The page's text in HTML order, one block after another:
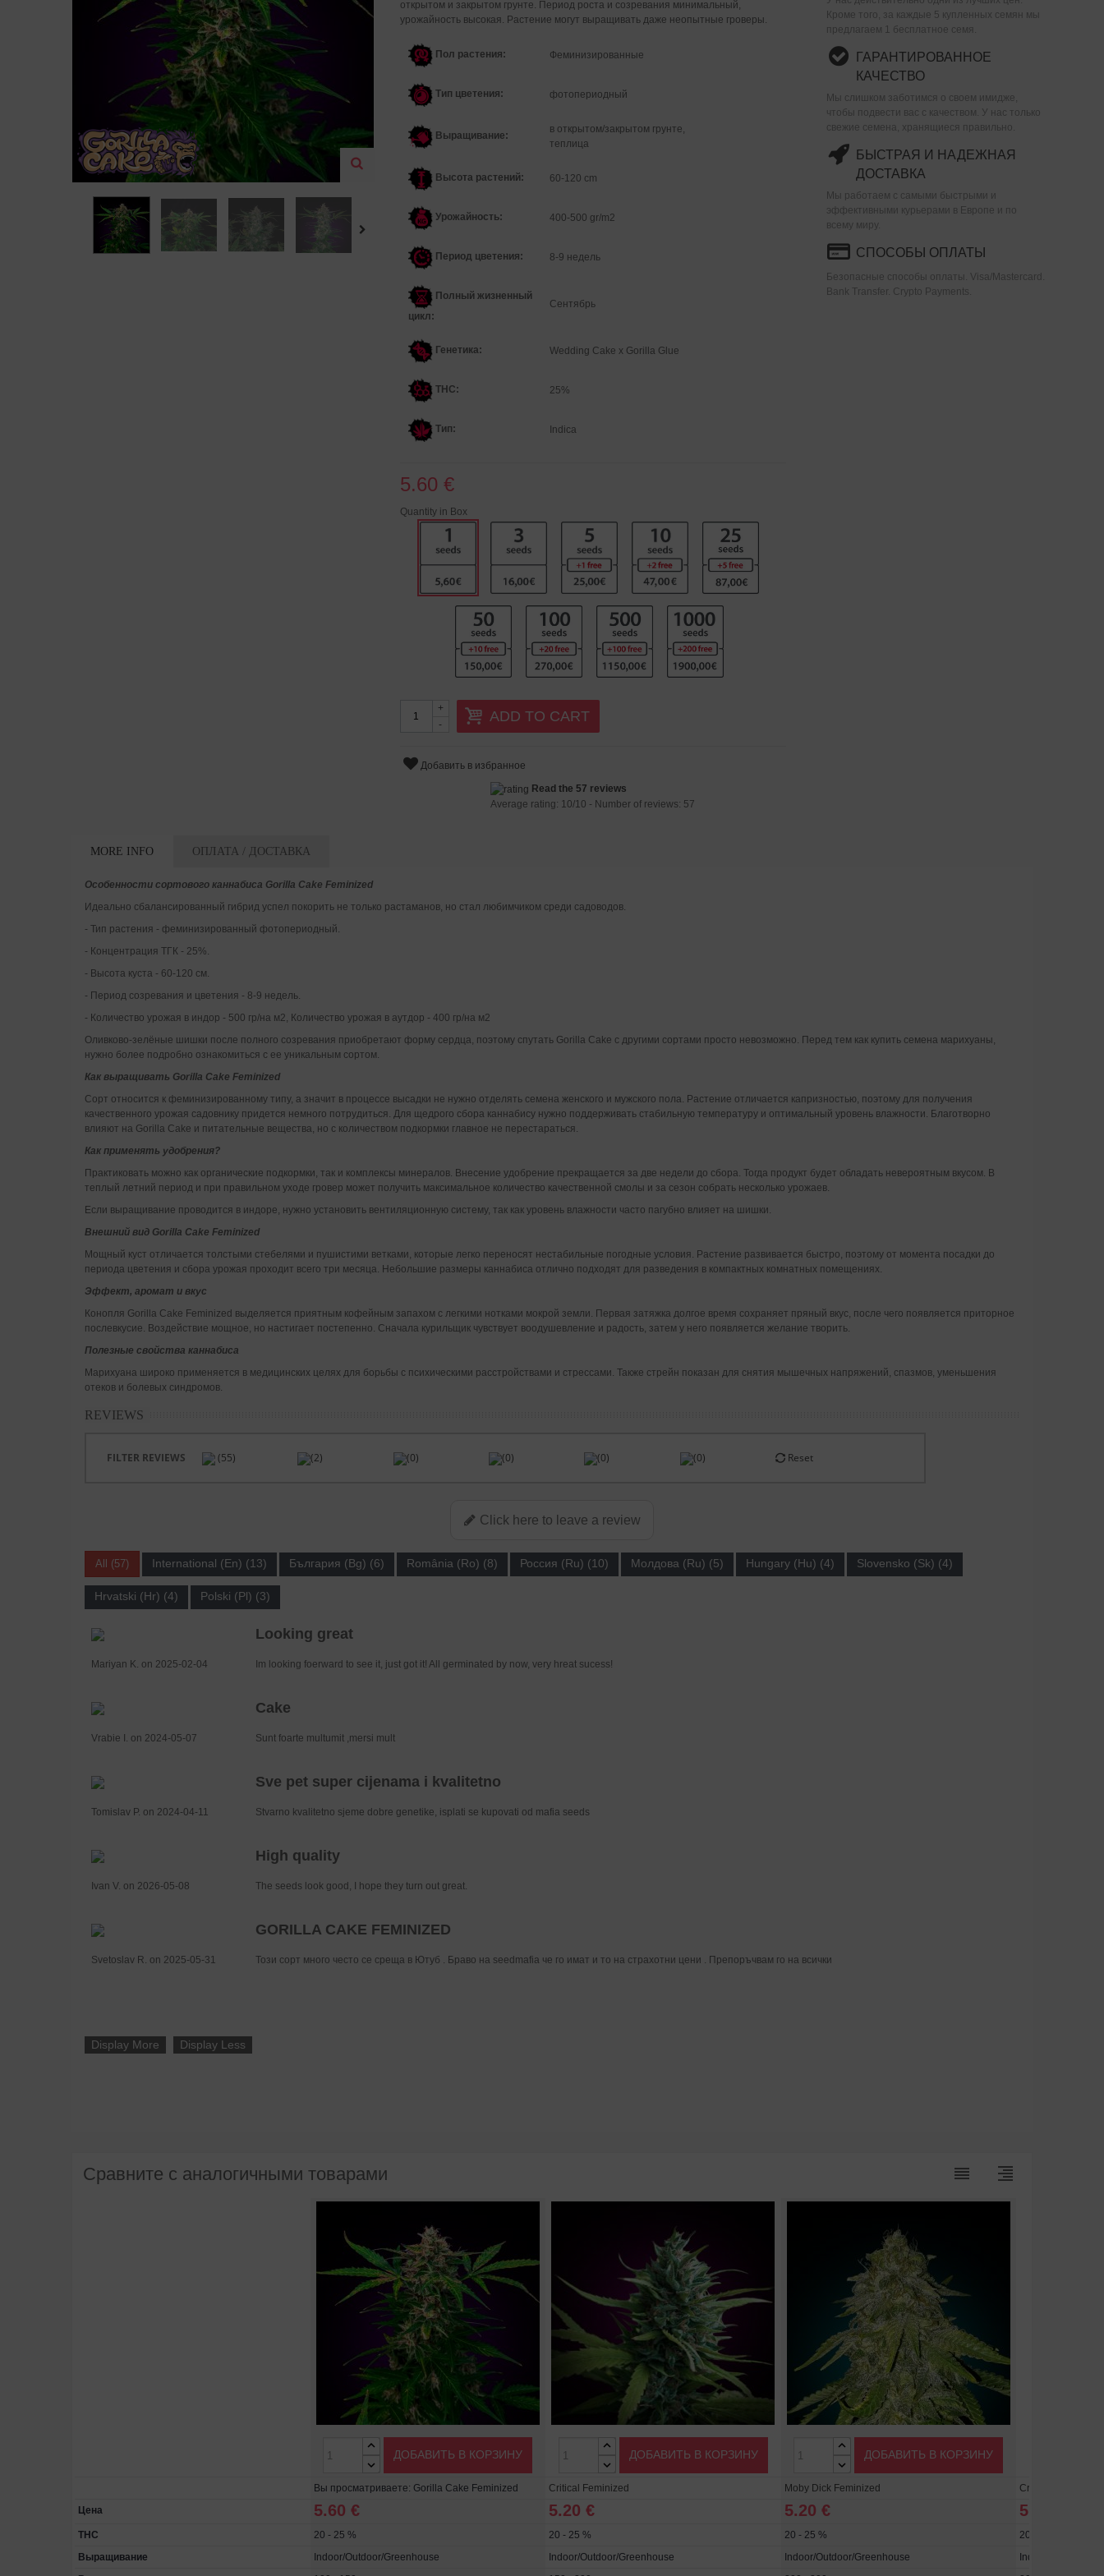
открытом и закрытом грунте. Период роста и созревания минимальный,
урожайность высокая. Растение могут выращивать даже неопытные гроверы.
Пол растения: Феминизированные
Тип цветения: фотопериодный
Выращивание:
в открытом/закрытом грунте,
теплица
Высота растений: 60-120 cm
Урожайность: 400-500 gr/m2
Период цветения: 8-9 недель
Полный жизненный
цикл:
Сентябрь
Генетика: Wedding Cake x Gorilla Glue
THC: 25%
Тип: Indica
5.60 €
Quantity in Box
-
+ ADD TO CART
Добавить в избранное
Read the 57 reviews
Average rating: 10/10 - Number of reviews: 57
Кроме того, за каждые 5 купленных семян мы
предлагаем 1 бесплатное семя.
ГАРАНТИРОВАННОЕ
КАЧЕСТВО
Мы слишком заботимся о своем имидже,
чтобы подвести вас с качеством. У нас только
свежие семена, хранящиеся правильно.
БЫСТРАЯ И НАДЕЖНАЯ
ДОСТАВКА
Мы работаем с самыми быстрыми и
эффективными курьерами в Европе и по
всему миру.
СПОСОБЫ ОПЛАТЫ
Безопасные способы оплаты. Visa/Mastercard.
Bank Transfer. Crypto Payments.
MORE INFO ОПЛАТА / ДОСТАВКА
Особенности сортового каннабиса Gorilla Cake Feminized
Идеально сбалансированный гибрид успел покорить не только растаманов, но стал любимчиком среди садоводов.
- Тип растения - феминизированный фотопериодный.
- Концентрация ТГК - 25%.
- Высота куста - 60-120 см.
- Период созревания и цветения - 8-9 недель.
- Количество урожая в индор - 500 гр/на м2, Количество урожая в аутдор - 400 гр/на м2
Оливково-зелёные шишки после полного созревания приобретают форму сердца, поэтому спутать Gorilla Cake с другими сортами просто невозможно. Перед тем как купить семена марихуаны,
нужно более подробно ознакомиться с ее уникальным сортом.
Как выращивать Gorilla Cake Feminized
Сорт относится к феминизированному типу, а значит в процессе высадки не нужно отделять семена женского и мужского пола. Растение отличается капризностью, поэтому для получения
качественного урожая садовнику придется немного потрудиться. Для щедрого сбора каннабису нужно поддерживать стабильную температуру и оптимальный уровень влажности. Благотворно
влияют на Gorilla Cake и питательные вещества, но с количеством подкормки главное не перестараться.
Как применять удобрения?
Практиковать можно как органические подкормки, так и комплексы минералов. Внесение удобрение прекращается за две недели до сбора. Тогда продукт будет обладать невероятным вкусом. В
теплый летний период и при правильном уходе гровер может получить максимальное количество качественной смолы и за сезон собрать несколько урожаев.
Если выращивание проводится в индоре, нужно установить вентиляционную систему, так как уровень влажности часто пагубно влияет на шишки.
Внешний вид Gorilla Cake Feminized
Мощный куст отличается толстыми стебелями и пушистими ветками, которые легко переносят нестабильные погодные условия. Растение развивается быстро, поэтому от момента посадки до
периода цветения и сбора урожая проходит всего три месяца. Небольшие размеры каннабиса отлично подходят для разведения в компактных комнатных помещениях.
Эффект, аромат и вкус
Конопля Gorilla Cake Feminized выделяется приятным кофейным запахом с легкими нотками мокрой земли. Первая затяжка долгое время сохраняет пряный вкус, после чего появляется приторное
послевкусие. Воздействие мощное, но настигает постепенно. Сначала курильщик чувствует воодушевление и радость, затем у него появляется желание творить.
Полезные свойства каннабиса
Марихуана широко применяется в медицинских целях для борьбы с психическими расстройствами и стрессами. Также стрейн показан для снятия мышечных напряжений, спазмов, уменьшения
отеков и болевых синдромов.
REVIEWS
FILTER REVIEWS (55) (2) (0) (0) (0) (0) Reset
Click here to leave a review
All (57) International (En) (13) България (Bg) (6) România (Ro) (8) Россия (Ru) (10) Молдова (Ru) (5) Hungary (Hu) (4) Slovensko (Sk) (4)
Hrvatski (Hr) (4) Polski (Pl) (3)
Looking great
Mariyan K. on 2025-02-04 Im looking foerward to see it, just got it! All germinated by now, very hreat sucess!
Cake
Vrabie I. on 2024-05-07 Sunt foarte multumit ,mersi mult
Sve pet super cijenama i kvalitetno
Tomislav P. on 2024-04-11 Stvarno kvalitetno sjeme dobre genetike, isplati se kupovati od mafia seeds
High quality
Ivan V. on 2026-05-08 The seeds look good, I hope they turn out great.
GORILLA CAKE FEMINIZED
Svetoslav R. on 2025-05-31 Този сорт много често се среща в Ютуб . Браво на seedmafia че го имат и то на страхотни цени . Препоръчвам го на всички
Display More Display Less
Сравните с аналогичными товарами reorder format_align_right
ДОБАВИТЬ В КОРЗИНУ ДОБАВИТЬ В КОРЗИНУ ДОБАВИТЬ В КОРЗИНУ
Вы просматриваете: Gorilla Cake Feminized Critical Feminized Moby Dick Feminized
Critical Jack
Цена
5.60 € 5.20 € 5.20 € 5.20 €
THC 20 - 25 % 20 - 25 % 20 - 25 %
20 - 25 %
Выращивание
Indoor/Outdoor/Greenhouse Indoor/Outdoor/Greenhouse Indoor/Outdoor/Greenhouse
Indoor/Outdoor/